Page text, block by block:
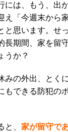
には、もう、出
え「今週末から
と思います。せ
長期間、家を留
うか？
みの外出、とく
もできる防犯の
と、家が留守で